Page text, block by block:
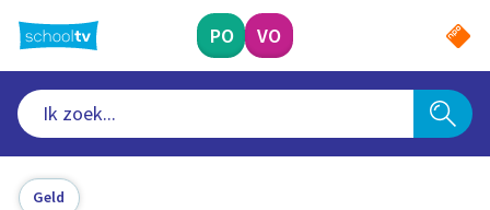
naar
hoofdinhoud
PO VO
Geld